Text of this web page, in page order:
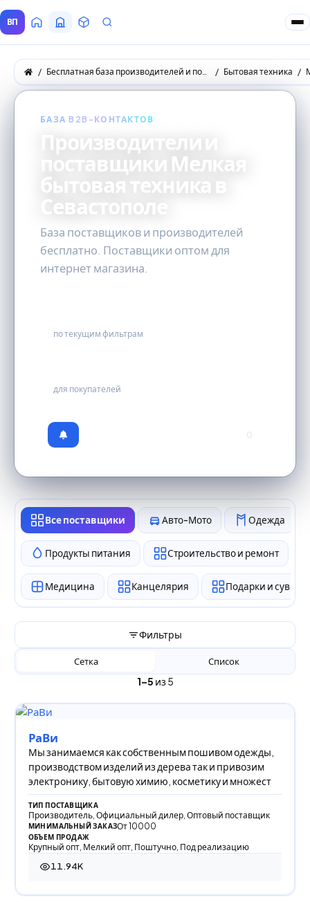
ВП ГлавнаяВсе Поставщики
ТоварыЗапросы покупателей
Бесплатная база производителей и поставщиков товаров оптом Бытовая техника
БАЗА B2B-КОНТАКТОВ
Производители и
поставщики Мелкая
бытовая техника в
Севастополе
База поставщиков и производителей
бесплатно. Поставщики оптом для
интернет магазина.
по текущим фильтрам
для покупателей
0
Все поставщики Авто-Мото Одежда
Продукты питания Строительство и ремонт
Медицина Канцелярия Подарки и
Фильтры
1–5 из 5
Сетка Список
РаВи
Мы занимаемся как собственным пошивом одежды,
производством изделий из дерева так и привозим
электронику, бытовую химию, косметику и множест
ТИП ПОСТАВЩИКА
Производитель, Официальный дилер, Оптовый поставщик
МИНИМАЛЬНЫЙ ЗАКАЗОт 10000
ОБЪЕМ ПРОДАЖ
Крупный опт, Мелкий опт, Поштучно, Под реализацию
11.94K
11 944 просмотра